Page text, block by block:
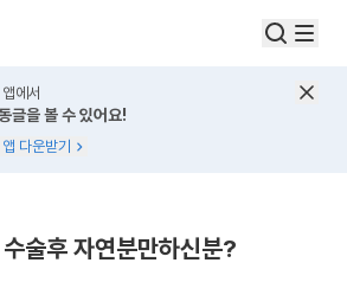
에서
글을 볼 수 있어요!
다운받기
술후 자연분만하신분?